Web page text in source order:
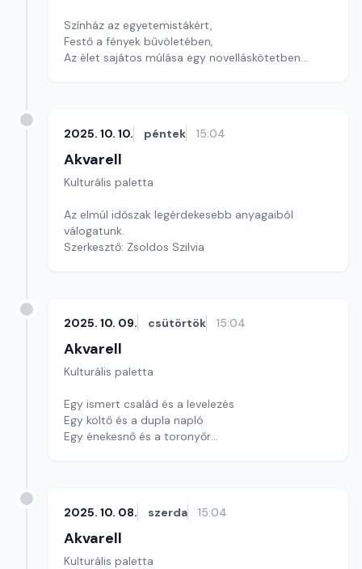
Színház az egyetemistákért,
Festő a fények bűvöletében,
Az élet sajátos múlása egy novelláskötetben
2025. 10. 10. péntek 15:04
Akvarell
Kulturális paletta
Az elmúl időszak legérdekesebb anyagaiból
válogatunk.
Szerkesztő: Zsoldos Szilvia
2025. 10. 09. csütörtök 15:04
Akvarell
Kulturális paletta
Egy ismert család és a levelezés
Egy költő és a dupla napló
Egy énekesnő és a toronyőr
2025. 10. 08. szerda 15:04
Akvarell
Kulturális paletta